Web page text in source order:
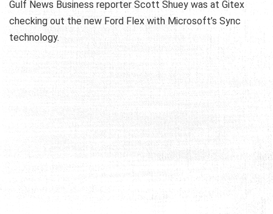
Gulf News Business reporter Scott Shuey was at Gitex
checking out the new Ford Flex with Microsoft’s Sync
technology.